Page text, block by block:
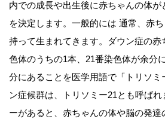
内での成長や出生後に赤ちゃんの体
を決定します。一般的には 通常、赤
持って生まれてきます。ダウン症の赤
色体のうちの1本、21番染色体が余分
分にあることを医学用語で「トリソミ
ン症候群は、トリソミー21とも呼ば
ーがあると、赤ちゃんの体や脳の発達